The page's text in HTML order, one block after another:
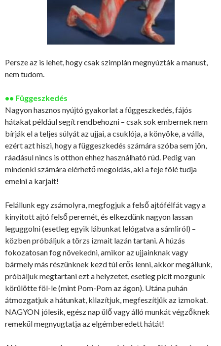
Persze az is lehet, hogy csak szimplán megnyúzták a manust,
nem tudom.
•• Függeszkedés
Nagyon hasznos nyújtó gyakorlat a függeszkedés, fájós
hátakat például segít rendbehozni – csak sok embernek nem
bírják el a teljes súlyát az ujjai, a csuklója, a könyöke, a válla,
ezért azt hiszi, hogy a függeszkedés számára szóba sem jön,
ráadásul nincs is otthon ehhez használható rúd. Pedig van
mindenki számára elérhető megoldás, aki a feje fölé tudja
emelni a karjait!
Felállunk egy zsámolyra, megfogjuk a felső ajtófélfát vagy a
kinyitott ajtó felső peremét, és elkezdünk nagyon lassan
leguggolni (esetleg egyik lábunkat lelógatva a sámliról) –
közben próbáljuk a törzs izmait lazán tartani. A húzás
fokozatosan fog növekedni, amikor az ujjainknak vagy
bármely más részünknek kezd túl erős lenni, akkor megállunk,
próbáljuk megtartani ezt a helyzetet, esetleg picit mozgunk
körülötte föl-le (mint Pom-Pom az ágon). Utána puhán
átmozgatjuk a hátunkat, kilazítjuk, megfeszítjük az izmokat.
NAGYON jólesik, egész nap ülő vagy álló munkát végzőknek
remekül megnyugtatja az elgémberedett hátát!